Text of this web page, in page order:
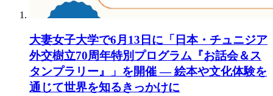
大妻女子大学で6月13日に「日本・チュニジア
外交樹立70周年特別プログラム『お話会＆ス
タンプラリー』」を開催 ― 絵本や文化体験を
通じて世界を知るきっかけに